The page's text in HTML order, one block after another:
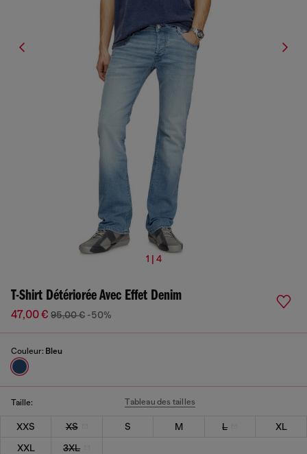
1 | 4
T-Shirt Détériorée Avec Effet Denim
47,00 € 95,00 € -50%
Couleur: Bleu
Taille: Tableau des tailles
XXS XS S M L
XL
XXL
3XL